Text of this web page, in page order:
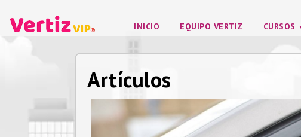
INICIO EQUIPO VERTIZ CURSOS
Artículos